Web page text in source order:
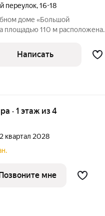
переулок,16-18
доме «Большой
площадью 110 м расположена
система индивидуального
Написать
· 1 этаж из 4
квартал 2028
мне